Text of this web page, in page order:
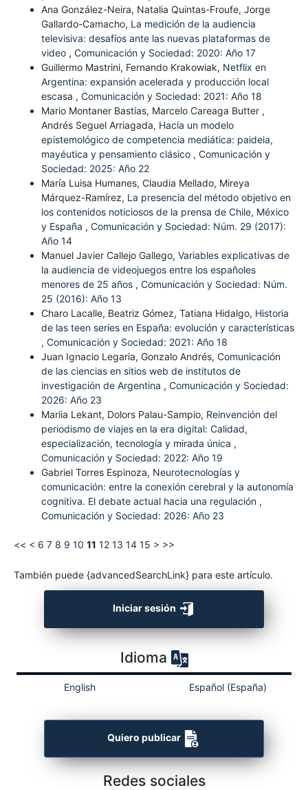
Ana González-Neira, Natalia Quintas-Froufe, Jorge
Gallardo-Camacho, La medición de la audiencia
televisiva: desafíos ante las nuevas plataformas de
video , Comunicación y Sociedad: 2020: Año 17
Guillermo Mastrini, Fernando Krakowiak, Netflix en
Argentina: expansión acelerada y producción local
escasa , Comunicación y Sociedad: 2021: Año 18
Mario Montaner Bastías, Marcelo Careaga Butter ,
Andrés Seguel Arriagada, Hacia un modelo
epistemológico de competencia mediática: paideia,
mayéutica y pensamiento clásico , Comunicación y
Sociedad: 2025: Año 22
María Luisa Humanes, Claudia Mellado, Mireya
Márquez-Ramírez, La presencia del método objetivo en
los contenidos noticiosos de la prensa de Chile, México
y España , Comunicación y Sociedad: Núm. 29 (2017):
Año 14
Manuel Javier Callejo Gallego, Variables explicativas de
la audiencia de videojuegos entre los españoles
menores de 25 años , Comunicación y Sociedad: Núm.
25 (2016): Año 13
Charo Lacalle, Beatriz Gómez, Tatiana Hidalgo, Historia
de las teen series en España: evolución y características
, Comunicación y Sociedad: 2021: Año 18
Juan Ignacio Legaria, Gonzalo Andrés, Comunicación
de las ciencias en sitios web de institutos de
investigación de Argentina , Comunicación y Sociedad:
2026: Año 23
Mariia Lekant, Dolors Palau-Sampio, Reinvención del
periodismo de viajes en la era digital: Calidad,
especialización, tecnología y mirada única ,
Comunicación y Sociedad: 2022: Año 19
Gabriel Torres Espinoza, Neurotecnologías y
comunicación: entre la conexión cerebral y la autonomía
cognitiva. El debate actual hacia una regulación ,
Comunicación y Sociedad: 2026: Año 23
<< < 6 7 8 9 10 11 12 13 14 15 > >>
También puede {advancedSearchLink} para este artículo.
Iniciar sesión
Idioma
English Español (España)
Quiero publicar
Redes sociales